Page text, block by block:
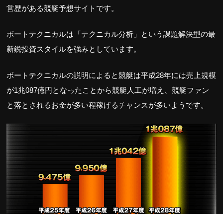
営歴がある競艇予想サイトです。
ボートテクニカルは「テクニカル分析」という課題解決型の最
新鋭投資スタイルを強みとしています。
ボートテクニカルの説明によると競艇は平成28年には売上規模
が1兆087億円となったことから競艇人工が増え、競艇ファン
と落とされるお金が多い程稼げるチャンスが多いようです。